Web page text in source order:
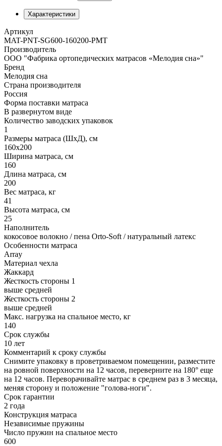
Характеристики
Артикул
MAT-PNT-SG600-160200-PMT
Производитель
ООО "Фабрика ортопедических матрасов «Мелодия сна»"
Бренд
Мелодия сна
Страна производителя
Россия
Форма поставки матраса
В развернутом виде
Количество заводских упаковок
1
Размеры матраса (ШхД), см
160х200
Ширина матраса, см
160
Длина матраса, см
200
Вес матраса, кг
41
Высота матраса, см
25
Наполнитель
кокосовое волокно / пена Orto-Soft / натуральный латекс
Особенности матраса
Array
Материал чехла
Жаккард
Жесткость стороны 1
выше средней
Жесткость стороны 2
выше средней
Макс. нагрузка на спальное место, кг
140
Срок службы
10 лет
Комментарий к сроку службы
Снимите упаковку в проветриваемом помещении, разместите
на ровной поверхности на 12 часов, переверните на 180° еще
на 12 часов. Переворачивайте матрас в среднем раз в 3 месяца,
меняя сторону и положение "голова-ноги".
Срок гарантии
2 года
Конструкция матраса
Независимые пружины
Число пружин на спальное место
600